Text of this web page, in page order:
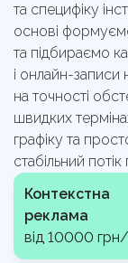
та специфіку
основі
та підбираємо
і онлайн-
на точності
швидких
графіку та
стабільний
Контекстна
реклама
від 10000